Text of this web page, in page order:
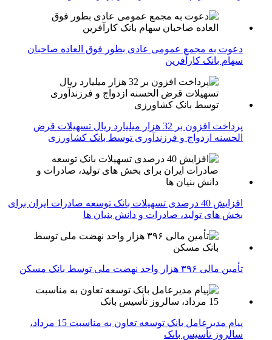
دعوت به مجمع عمومی عادی بطور فوق العاده صاحبان
سهام بانک کارآفرین
پرداخت افزون بر 32 هزار میلیارد ریال تسهیلات قرض
الحسنه ازدواج و فرزندآوری توسط بانک کشاورزی
افزایش 40 درصدی تسهیلات بانک توسعه صادرات ایران برای
بخش های تولید، صادرات و دانش بنیان ها
تأمین مالی ۳۹۶ هزار واحد نهضت ملی توسط بانک مسکن
پیام مدیرعامل بانک توسعه تعاون به مناسبت 15 مرداد،
سالروز تأسیس بانک